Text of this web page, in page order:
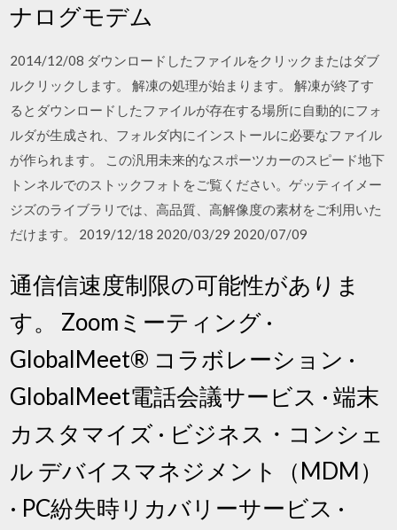
ナログモデム
2014/12/08 ダウンロードしたファイルをクリックまたはダブ
ルクリックします。 解凍の処理が始まります。 解凍が終了す
るとダウンロードしたファイルが存在する場所に自動的にフォ
ルダが生成され、フォルダ内にインストールに必要なファイル
が作られます。 この汎用未来的なスポーツカーのスピード地下
トンネルでのストックフォトをご覧ください。ゲッティイメー
ジズのライブラリでは、高品質、高解像度の素材をご利用いた
だけます。 2019/12/18 2020/03/29 2020/07/09
通信信速度制限の可能性がありま
す。 Zoomミーティング ·
GlobalMeet® コラボレーション ·
GlobalMeet電話会議サービス · 端末
カスタマイズ · ビジネス・コンシェ
ル デバイスマネジメント（MDM）
· PC紛失時リカバリーサービス ·